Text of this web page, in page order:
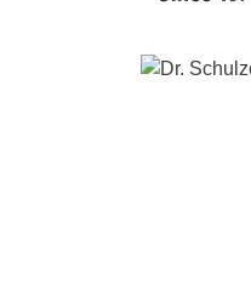
Bildergalerie überspringen